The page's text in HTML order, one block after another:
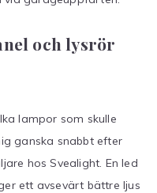
och lysrör
lampor som skulle
ganska snabbt efter
hos Svealight. En led
ett avsevärt bättre ljus